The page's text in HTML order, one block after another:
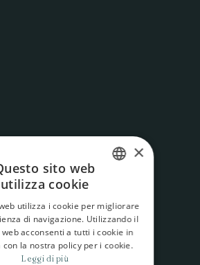
ENGLISH
×
sito web
utilizza cookie
utilizza i cookie per migliorare
di navigazione. Utilizzando il
acconsenti a tutti i cookie in
la nostra policy per i cookie.
Leggi di più